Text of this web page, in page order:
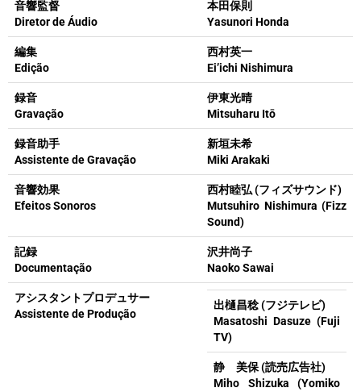
音響監督
Diretor de Áudio
本田保則
Yasunori Honda
編集
Edição
西村英一
Ei’ichi Nishimura
録音
Gravação
伊東光晴
Mitsuharu Itō
録音助手
Assistente de Gravação
新垣未希
Miki Arakaki
音響効果
Efeitos Sonoros
西村睦弘 (フィズサウンド)
Mutsuhiro Nishimura (Fizz
Sound)
記録
Documentação
沢井尚子
Naoko Sawai
アシスタントプロデュサー
Assistente de Produção
出樋昌稔 (フジテレビ)
Masatoshi Dasuze (Fuji
TV)
静 美保 (読売広告社)
Miho Shizuka (Yomiko